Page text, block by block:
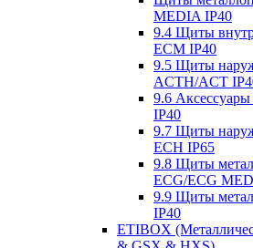
MEDIA IP40
9.4 Щиты
ECМ IP40
9.5 Щиты
ACTH/ACT
9.6
IP40
9.7 Щиты
ECH IP65
9.8 Щиты
ECG/ECG
9.9 Щиты
IP40
ETIBOX